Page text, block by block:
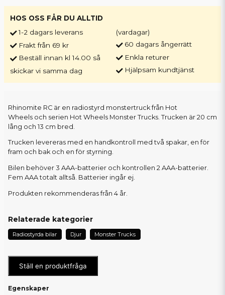
HOS OSS FÅR DU ALLTID
1-2 dagars leverans
Frakt från 69 kr
Beställ innan kl 14.00 så
skickar vi samma dag
(vardagar)
60 dagars ångerrätt
Enkla returer
Hjälpsam kundtjänst
Rhinomite RC är en radiostyrd monstertruck från Hot
Wheels och serien Hot Wheels Monster Trucks. Trucken är 20 cm
lång och 13 cm bred.
Trucken levereras med en handkontroll med två spakar, en för
fram och bak och en för styrning.
Bilen behöver 3 AAA-batterier och kontrollen 2 AAA-batterier.
Fem AAA totalt alltså. Batterier ingår ej.
Produkten rekommenderas från 4 år.
Relaterade kategorier
Radiostyrda bilar Djur Monster Trucks
Ställ en produktfråga
Egenskaper